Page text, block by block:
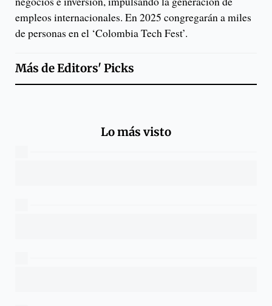
empleos internacionales. En 2025 congregarán a miles
de personas en el ‘Colombia Tech Fest’.
Más deEditors' Picks
Lo más visto